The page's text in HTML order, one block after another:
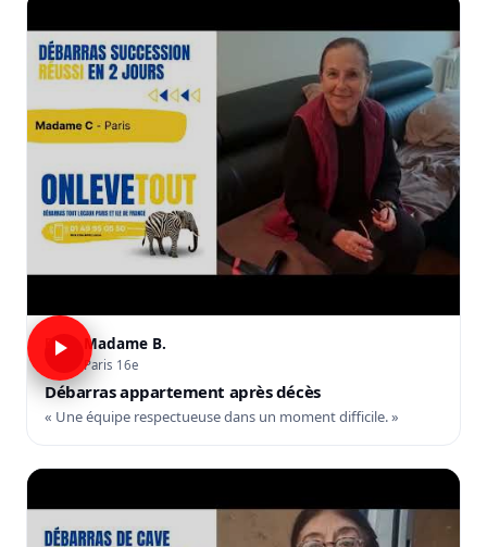
Madame B.
Paris 16e
Débarras appartement après décès
« Une équipe respectueuse dans un moment difficile. »